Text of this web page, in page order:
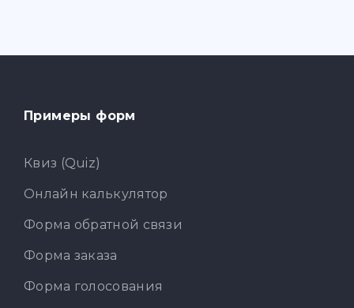
Примеры форм
Квиз (Quiz)
Онлайн калькулятор
Форма обратной связи
Форма заказа
Форма голосования